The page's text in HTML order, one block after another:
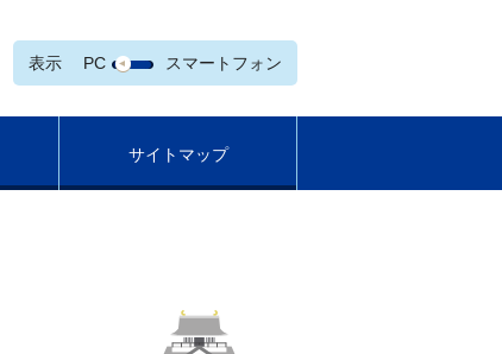
表示 PC スマートフォン
サイトマップ